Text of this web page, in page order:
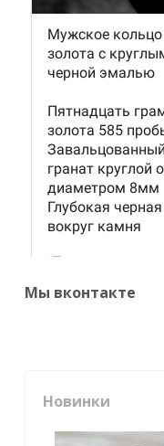
Мы вконтакте
Новинки